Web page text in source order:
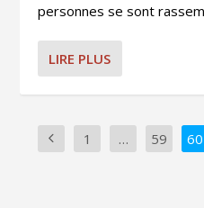
personnes se sont
LIRE PLUS
1 … 59 60